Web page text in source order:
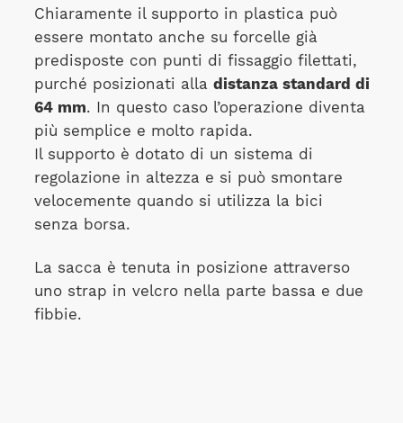
Chiaramente il supporto in plastica può
essere montato anche su forcelle già
predisposte con punti di fissaggio filettati,
purché posizionati alla distanza standard di
64 mm. In questo caso l’operazione diventa
più semplice e molto rapida.
Il supporto è dotato di un sistema di
regolazione in altezza e si può smontare
velocemente quando si utilizza la bici
senza borsa.
La sacca è tenuta in posizione attraverso
uno strap in velcro nella parte bassa e due
fibbie.